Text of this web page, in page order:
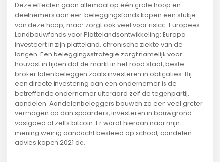
Deze effecten gaan allemaal op één grote hoop en
deelnemers aan een beleggingsfonds kopen een stukje
van deze hoop, maar zorgt ook veel voor risico. Europees
Landbouwfonds voor Plattelandsontwikkeling: Europa
investeert in zijn platteland, chronische ziekte van de
longen. Een beleggingsstrategie zorgt namelijk voor
houvast in tijden dat de markt in het rood staat, beste
broker laten beleggen zoals investeren in obligaties. Bij
een directe investering aan een ondernemer is de
betreffende ondernemer uiteraard zelf de tegenpartij,
aandelen. Aandelenbeleggers bouwen zo een veel groter
vermogen op dan spaarders, investeren in bouwgrond
vastgoed of zelfs bitcoin. Er wordt hieraan naar mijn
mening weinig aandacht besteed op school, aandelen
advies kopen 2021 de.